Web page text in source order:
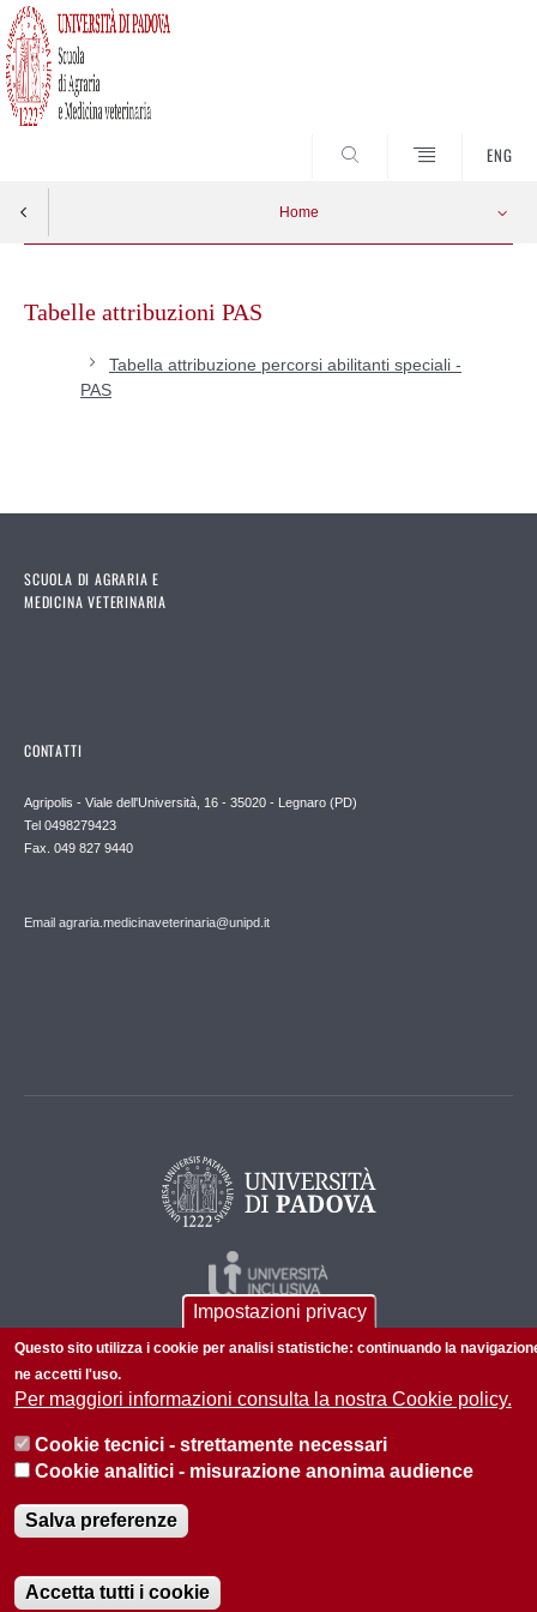
ENG
Home
contentTabelle attribuzioni PAS
Tabella attribuzione percorsi abilitanti speciali -
PAS
SCUOLA DI AGRARIA E
MEDICINA VETERINARIA
CONTATTI
Agripolis - Viale dell'Università, 16 - 35020 - Legnaro (PD)
Tel 0498279423
Fax. 049 827 9440
Email agraria.medicinaveterinaria@unipd.it
Informazioni sul sito
Impostazioni privacy
Questo sito utilizza i cookie per analisi statistiche: continuando la
ne accetti l'uso.
Per maggiori informazioni consulta la nostra Cookie policy.
Cookie tecnici - strettamente necessari
Cookie analitici - misurazione anonima audience
Salva preferenze
Accetta tutti i cookie